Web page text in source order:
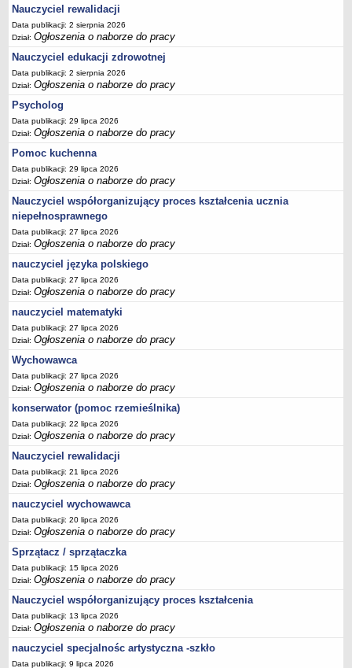
Nauczyciel rewalidacji
Data publikacji: 2 sierpnia 2026
Dział:Ogłoszenia o naborze do pracy
Nauczyciel edukacji zdrowotnej
Data publikacji: 2 sierpnia 2026
Dział:Ogłoszenia o naborze do pracy
Psycholog
Data publikacji: 29 lipca 2026
Dział:Ogłoszenia o naborze do pracy
Pomoc kuchenna
Data publikacji: 29 lipca 2026
Dział:Ogłoszenia o naborze do pracy
Nauczyciel współorganizujący proces kształcenia ucznia
niepełnosprawnego
Data publikacji: 27 lipca 2026
Dział:Ogłoszenia o naborze do pracy
nauczyciel języka polskiego
Data publikacji: 27 lipca 2026
Dział:Ogłoszenia o naborze do pracy
nauczyciel matematyki
Data publikacji: 27 lipca 2026
Dział:Ogłoszenia o naborze do pracy
Wychowawca
Data publikacji: 27 lipca 2026
Dział:Ogłoszenia o naborze do pracy
konserwator (pomoc rzemieślnika)
Data publikacji: 22 lipca 2026
Dział:Ogłoszenia o naborze do pracy
Nauczyciel rewalidacji
Data publikacji: 21 lipca 2026
Dział:Ogłoszenia o naborze do pracy
nauczyciel wychowawca
Data publikacji: 20 lipca 2026
Dział:Ogłoszenia o naborze do pracy
Sprzątacz / sprzątaczka
Data publikacji: 15 lipca 2026
Dział:Ogłoszenia o naborze do pracy
Nauczyciel współorganizujący proces kształcenia
Data publikacji: 13 lipca 2026
Dział:Ogłoszenia o naborze do pracy
nauczyciel specjalnośc artystyczna -szkło
Data publikacji: 9 lipca 2026